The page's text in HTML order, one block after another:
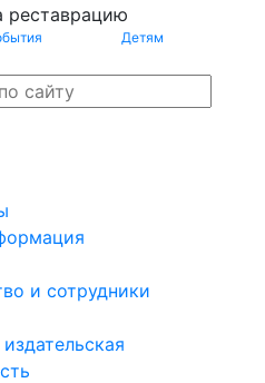
реставрацию
Детям
и сотрудники